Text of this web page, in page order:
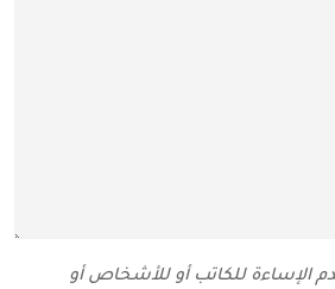
الإساءة للكاتب أو للأشخاص أو